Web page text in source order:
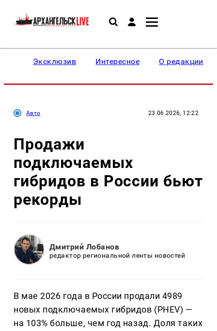
Эксклюзив Интересное О редакции
Авто 23.06.2026, 12:22
Продажи
подключаемых
гибридов в России бьют
рекорды
Дмитрий Лобанов
редактор региональной ленты новостей
В мае 2026 года в России продали 4989
новых подключаемых гибридов (PHEV) —
на 103% больше, чем год назад. Доля таких